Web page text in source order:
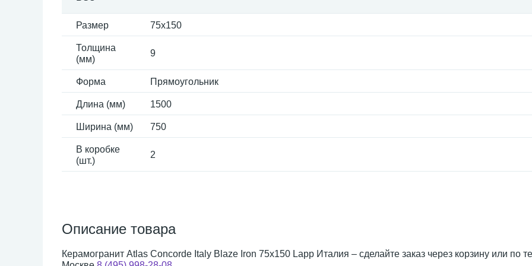
Размер 75x150
Толщина
(мм)
9
Форма Прямоугольник
Длина (мм) 1500
Ширина (мм) 750
В коробке
(шт.)
2
Описание товара
Керамогранит Atlas Concorde Italy Blaze Iron 75x150 Lapp Италия – сделайте заказ через корзину или по